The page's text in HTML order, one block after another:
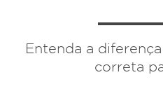
Entenda a
correta